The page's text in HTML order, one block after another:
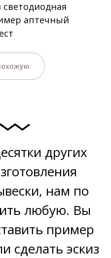
аптечный
других
нам по
любую. Вы
пример
сделать эскиз